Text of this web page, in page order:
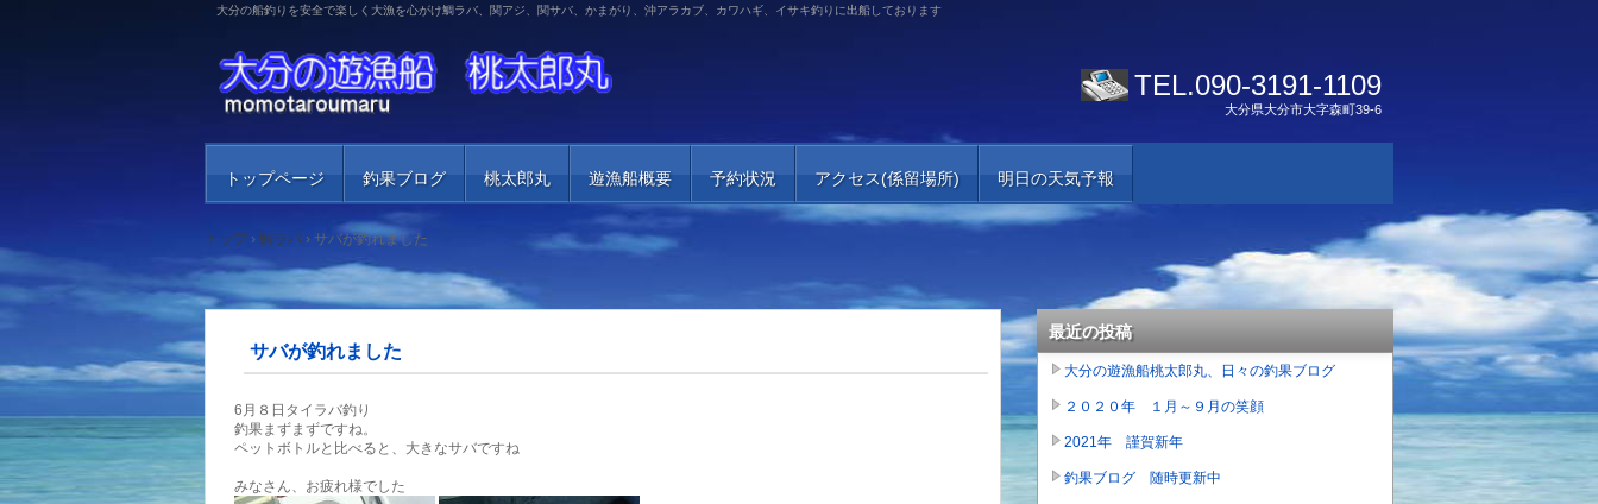
大分の船釣りを安全で楽しく大漁を心がけ鯛ラバ、関アジ、関サバ、かまがり、沖アラカブ、カワハギ、イサキ釣りに出船しております
TEL.090-3191-1109
大分県大分市大字森町39-6
トップページ 釣果ブログ 桃太郎丸 遊漁船概要 予約状況 アクセス(係留場所) 明日の天気予報
トップ › 鯛ラバ › サバが釣れました
サバが釣れました
6月８日タイラバ釣り
釣果まずまずですね。
ペットボトルと比べると、大きなサバですね
みなさん、お疲れ様でした
最近の投稿
大分の遊漁船桃太郎丸、日々の釣果ブログ
２０２０年 １月～９月の笑顔
2021年 謹賀新年
釣果ブログ 随時更新中